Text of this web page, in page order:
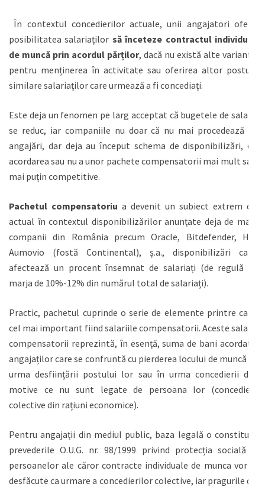
În contextul concedierilor actuale, unii angajatori oferă
posibilitatea salariaților să înceteze contractul individual
de muncă prin acordul părților, dacă nu există alte variante
pentru menținerea în activitate sau oferirea altor posturi
similare salariaților care urmează a fi concediați.
Este deja un fenomen pe larg acceptat că bugetele de salarii
se reduc, iar companiile nu doar că nu mai procedează la
angajări, dar deja au început schema de disponibilizări, cu
acordarea sau nu a unor pachete compensatorii mai mult sau
mai puțin competitive.
Pachetul compensatoriu a devenit un subiect extrem de
actual în contextul disponibilizărilor anunțate deja de mari
companii din România precum Oracle, Bitdefender, HP,
Aumovio (fostă Continental), ș.a., disponibilizări care
afectează un procent însemnat de salariați (de regulă în
marja de 10%-12% din numărul total de salariați).
Practic, pachetul cuprinde o serie de elemente printre care
cel mai important fiind salariile compensatorii. Aceste salarii
compensatorii reprezintă, în esență, suma de bani acordată
angajaților care se confruntă cu pierderea locului de muncă în
urma desființării postului lor sau în urma concedierii din
motive ce nu sunt legate de persoana lor (concedieri
colective din rațiuni economice).
Pentru angajații din mediul public, baza legală o constituie
prevederile O.U.G. nr. 98/1999 privind protecția socială a
persoanelor ale căror contracte individuale de munca vor fi
desfăcute ca urmare a concedierilor colective, iar pragurile de